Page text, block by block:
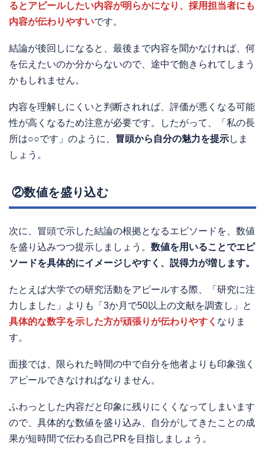
るとアピールしたい内容が明らかになり、採用担当者にも
内容が伝わりやすいです。
結論が後回しになると、最後まで内容を聞かなければ、何
を伝えたいのか分からないので、途中で飽きられてしまう
かもしれません。
内容を理解しにくいと判断されれば、評価が悪くなる可能
性が高くなるため注意が必要です。したがって、「私の長
所は○○です」のように、
冒頭から自分の魅力を提示しま
しょう。
②数値を盛り込む
次に、冒頭で示した結論の根拠となるエピソードを、数値
を盛り込みつつ提示しましょう。 数値を用いることでエピ
ソードを具体的にイメージしやすく、説得力が増します。
たとえば大学での研究活動をアピールする際、「研究に注
力しました」よりも「3か月で50以上の文献を調査し」と
具体的な数字を示した方が頑張りが伝わりやすく なりま
す。
面接では、限られた時間の中で自分を他者よりも印象強く
アピールできなければなりません。
ふわっとした内容だと印象に残りにくくなってしまいます
ので、具体的な数値を盛り込み、自分がしてきたことの成
果が短時間で伝わる自己PRを目指しましょう。